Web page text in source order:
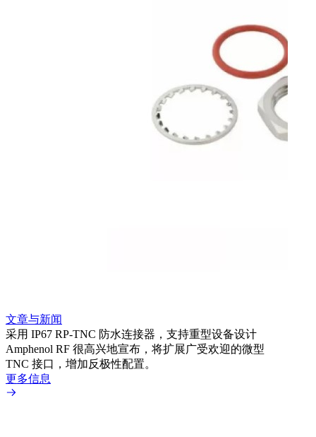
文章与新闻
采用 IP67 RP-TNC 防水连接器，支持重型设备设计
Amphenol RF 很高兴地宣布，将扩展广受欢迎的微型
TNC 接口，增加反极性配置。
更多信息